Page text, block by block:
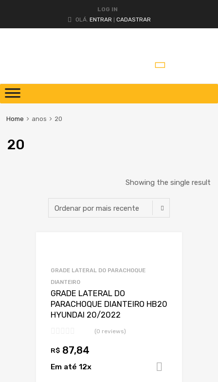
LOG IN
OLÁ. ENTRAR CADASTRAR
Pular
para
Home anos 20
20
Showing the single result
GRADE LATERAL DO PARACHOQUE
DIANTEIRO
GRADE LATERAL DO
PARACHOQUE DIANTEIRO HB20
HYUNDAI 20/2022
(0 reviews)
R$ 87,84
Em até 12x